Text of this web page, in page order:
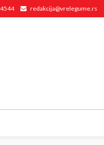
redakcija@vrelegume.rs